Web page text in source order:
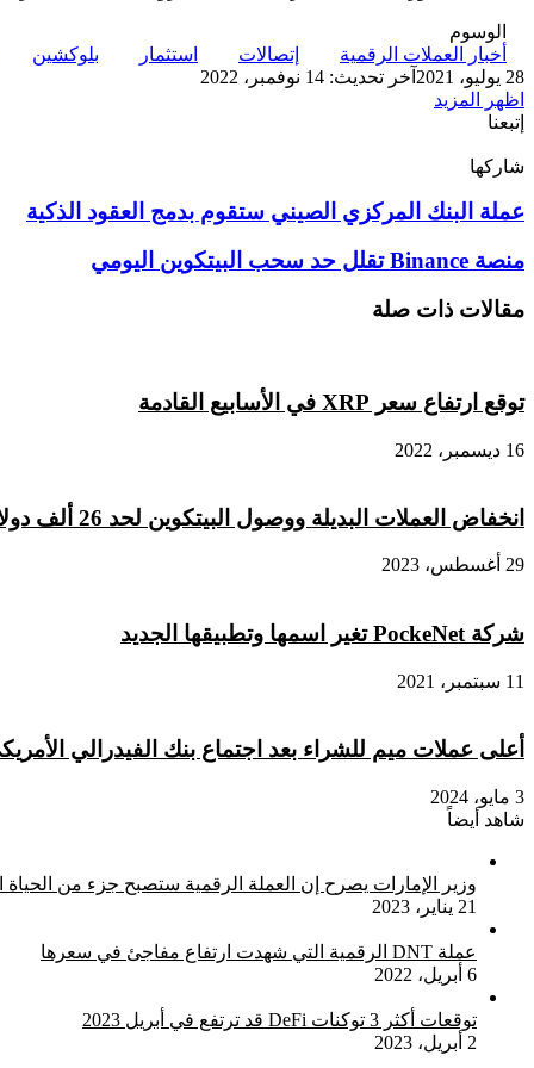
الوسوم
أخبار العملات الرقمية
إتصالات استثمار بلوكشين
28 يوليو، 2021
آخر تحديث: 14 نوفمبر، 2022
اظهر المزيد
إتبعنا
شاركها
عملة
المركزي
الصيني
ستقوم
بدمج
عملة البنك المركزي الصيني ستقوم بدمج العقود الذكية
منصة
تقلل
حد
اليومي
منصة Binance تقلل حد سحب البيتكوين اليومي
مقالات ذات صلة
توقع ارتفاع سعر XRP في الأسابيع القادمة
16 ديسمبر، 2022
انخفاض العملات البديلة ووصول البيتكوين لحد 26 ألف دولار
29 أغسطس، 2023
شركة PockeNet تغير اسمها وتطبيقها الجديد
11 سبتمبر، 2021
أعلى عملات ميم للشراء بعد اجتماع بنك الفيدرالي
3 مايو، 2024
شاهد أيضاً
وزير الإمارات يصرح إن العملة الرقمية ستصبح جزء من الحياة
21 يناير، 2023
عملة DNT الرقمية التي شهدت ارتفاع مفاجئ في سعرها
6 أبريل، 2022
توقعات أكثر 3 توكنات DeFi قد ترتفع في أبريل 2023
2 أبريل، 2023